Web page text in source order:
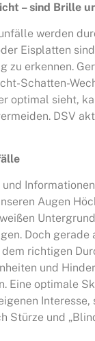
– sind Brille
werden
Eisplatten
zu erkennen.
Schatten-
optimal sieht,
DSV
Augen
Doch gerade
richtigen
und
Eine optimale
Stürze und